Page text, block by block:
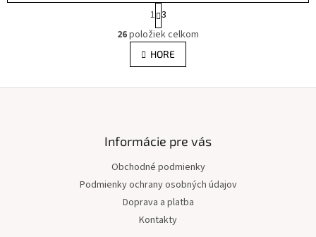
O
v
l
á
e
p
r
v
k
y
v
ý
S
t
r
á
n
k
v
e
1 3
26položiek celkom
HORE
Informácie pre vás
Obchodné podmienky
Podmienky ochrany osobných údajov
Doprava a platba
Kontakty